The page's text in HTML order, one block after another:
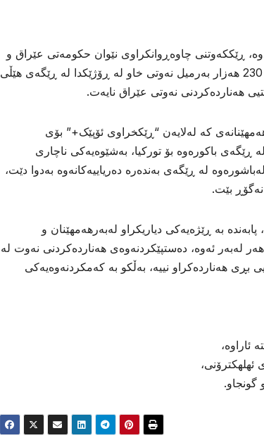
ڕێککەوتنی چاوەڕوانکراوی نێوان حکومەتی عێراق و
حکومەتی هەرێمی کوردستان بۆ هەناردەکردنی نزیکەی 230 هەزار بەرمیل نەوتی خاو لە ڕۆژێکدا لە ڕێگەی هێڵی
هەناردەکردنی نەوتی عێراق نایەت.
کە لەلایەن “ڕێکخراوی ئۆپێک+” بۆی
ڕێگەی باکورەوە بۆ تورکیا، بەشێوەیەکی ناچاری
لە ڕێگەی بەندەرە دەریاییەکانەوە بەدوا دێت،
بێت.
بە ڕێژەیەکی دیاریکراو لەبەرهەمهێنان و
لەبەر ئەوە، دەستپێکردنەوەی هەناردەکردنی نەوت لە
هەناردەکراو نییە، بەڵکو بە کەمکردنەوەیەکی
ئاراوه،
ئهلهكترۆنی،
گونجاو.